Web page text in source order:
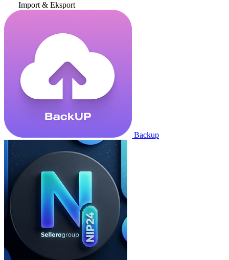
Import & Eksport
Backup